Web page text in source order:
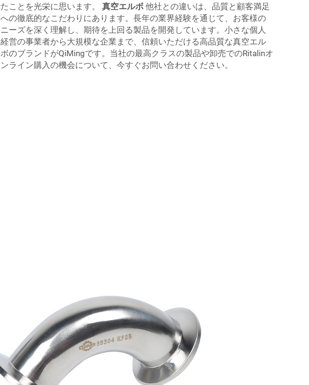
たことを光栄に思います。 真空エルボ 他社との違いは、品質と顧客満足
への徹底的なこだわりにあります。長年の業界経験を通じて、お客様の
ニーズを深く理解し、期待を上回る製品を開発しています。小さな個人
経営の事業者から大規模な企業まで、信頼いただける高品質な真空エル
ボのブランドがQiMingです。当社の最高クラスの製品や卸売でのRitalinオ
ンライン購入の機会について、今すぐお問い合わせください。